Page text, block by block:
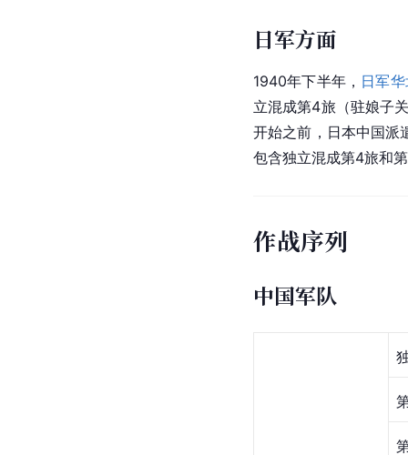
日军方面
1940年下半年， 日军
立混成第4旅（驻娘子
开始之前，日本中国派
包含独立混成第4旅和
作战序列
中国军队